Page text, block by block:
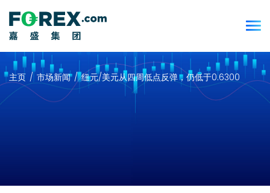
主页 市场新闻 纽元/美元从四周低点反弹，仍低于0.6300